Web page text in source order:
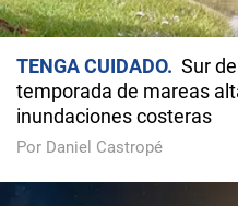
TENGA CUIDADO
Sur
temporada de mareas
inundaciones costeras
Por Daniel Castropé